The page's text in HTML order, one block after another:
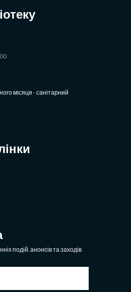
місяця - санітарний
подій, анонсів та заходів